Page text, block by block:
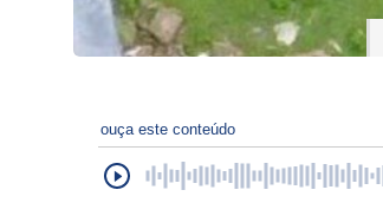
ouça este conteúdo